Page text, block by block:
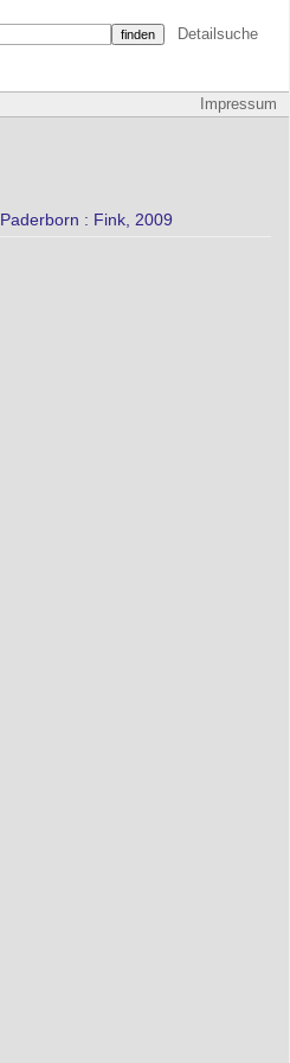
Detailsuche
Impressum
: Fink, 2009